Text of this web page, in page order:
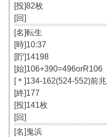
[投]82枚
[回]
[名]転生
[時]10:37
[貯]14198
[始]106+390=496orR106
[＊]134-162(524-552)前兆
[終]177
[投]141枚
[回]
[名]鬼浜